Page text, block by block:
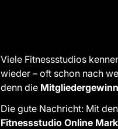
Viele Fitnessstudios
wieder – oft schon nach
denn die
Die gute Nachricht: Mit
Fitnessstudio Online